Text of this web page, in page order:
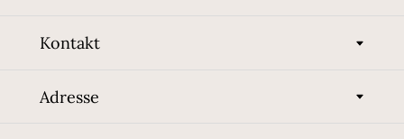
Kontakt
Adresse